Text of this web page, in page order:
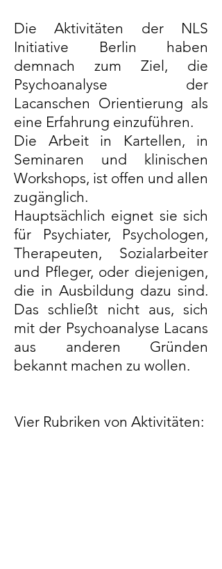
Die Aktivitäten der NLS
Initiative Berlin haben
demnach zum Ziel, die
Psychoanalyse der
Lacanschen Orientierung als
eine Erfahrung einzuführen.
Die Arbeit in Kartellen, in
Seminaren und klinischen
Workshops, ist offen und allen
zugänglich.
Hauptsächlich eignet sie sich
für Psychiater, Psychologen,
Therapeuten, Sozialarbeiter
und Pfleger, oder diejenigen,
die in Ausbildung dazu sind.
Das schließt nicht aus, sich
mit der Psychoanalyse Lacans
aus anderen Gründen
bekannt machen zu wollen.
Vier Rubriken von Aktivitäten: